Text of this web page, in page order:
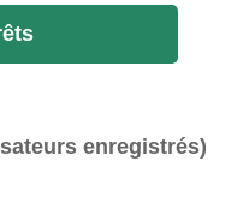
enregistrés)